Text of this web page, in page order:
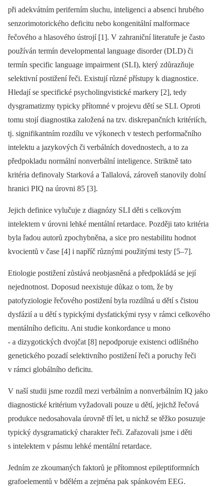
při adekvátním periferním sluchu, inteligenci a absenci hrubého
senzorimotorického deficitu nebo kongenitální malformace
řečového a hlasového ústrojí [1]. V zahraniční literatuře je často
používán termín developmental language disorder (DLD) či
termín specific language impairment (SLI), který zdůrazňuje
selektivní postižení řeči. Existují různé přístupy k diagnostice.
Hledají se specifické psycholingvistické markery [2], tedy
dysgramatizmy typicky přítomné v projevu dětí se SLI. Oproti
tomu stojí diagnostika založená na tzv. diskrepančních kritériích,
tj. signifikantním rozdílu ve výkonech v testech performačního
intelektu a jazykových či verbálních dovednostech, a to za
předpokladu normální nonverbální inteligence. Striktně tato
kritéria definovaly Starková a Tallalová, zároveň stanovily dolní
hranici PIQ na úrovni 85 [3].
Jejich definice vylučuje z diagnózy SLI děti s celkovým
intelektem v úrovni lehké mentální retardace. Později tato kritéria
byla řadou autorů zpochybněna, a sice pro nestabilitu hodnot
kvocientů v čase [4] i napříč různými použitými testy [5–7].
Etiologie postižení zůstává neobjasněná a předpokládá se její
nejednotnost. Doposud neexistuje důkaz o tom, že by
patofyziologie řečového postižení byla rozdílná u dětí s čistou
dysfázií a u dětí s typickými dysfatickými rysy v rámci celkového
mentálního deficitu. Ani studie konkordance u mono
-⁠ a dizygotických dvojčat [8] nepodporuje existenci odlišného
genetického pozadí selektivního postižení řeči a poruchy řeči
v rámci globálního deficitu.
V naší studii jsme rozdíl mezi verbálním a nonverbálním IQ jako
diagnostické kritérium vyžadovali pouze u dětí, jejichž řečová
produkce nedosahovala úrovně tří let, u nichž se těžko posuzuje
typický dysgramatický charakter řeči. Zařazovali jsme i děti
s intelektem v pásmu lehké mentální retardace.
Jedním ze zkoumaných faktorů je přítomnost epileptiformních
grafoelementů v bdělém a zejména pak spánkovém EEG.